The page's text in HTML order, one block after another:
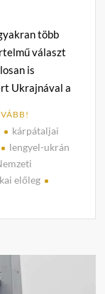
több
választ
is
Ukrajnával a
kárpátaljai
lengyel-ukrán
előleg
on